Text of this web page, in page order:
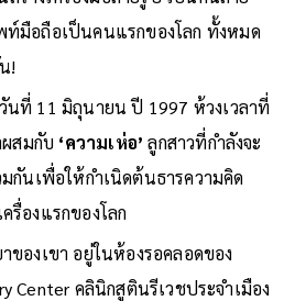
มือถือเป็นคนแรกของโลก ทั้งหมด
!
นที่ 11 มิถุนายน ปี 1997 ห้วงเวลาที่
สมกับ ‘ความเห่อ’ ลูกสาวที่กำลังจะ
กันเพื่อให้กำเนิดต้นธารความคิด
ครื่องแรกของโลก
องเขา อยู่ในห้องรอคลอดของ
Center คลินิกสูตินรีเวชประจำเมือง